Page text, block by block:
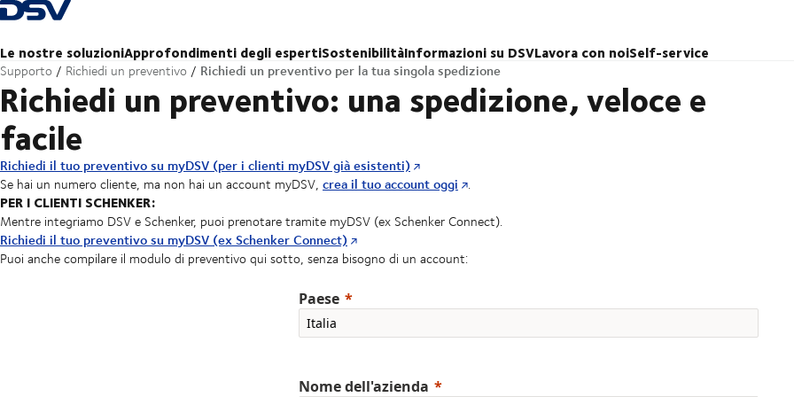
Torna alla pagina iniziale
Le nostre soluzioniApprofondimenti degli espertiSostenibilitàInformazioni su DSVLavora con noiSelf-service
Supporto Richiedi un preventivo Richiedi un preventivo per la tua singola spedizione
Richiedi un preventivo: una spedizione, veloce e
facile
Richiedi il tuo preventivo su myDSV (per i clienti myDSV già esistenti)
Se hai un numero cliente, ma non hai un account myDSV, crea il tuo account oggi .
PER I CLIENTI SCHENKER:
Mentre integriamo DSV e Schenker, puoi prenotare tramite myDSV (ex Schenker Connect).
Richiedi il tuo preventivo su myDSV (ex Schenker Connect)
Puoi anche compilare il modulo di preventivo qui sotto, senza bisogno di un account:
Paese
Nome dell'azienda